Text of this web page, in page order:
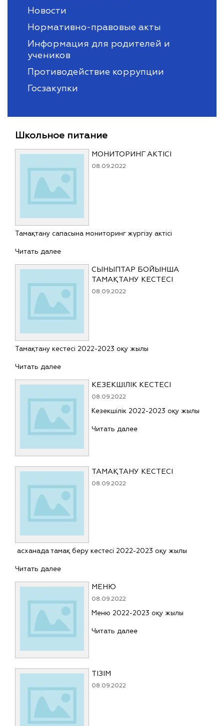
Новости
Нормативно-правовые акты
Информация для родителей и
учеников
Противодействие коррупции
Госзакупки
Школьное питание
МОНИТОРИНГ АКТІСІ
08.09.2022
Тамақтану сапасына мониторинг жүргізу актісі
Читать далее
СЫНЫПТАР БОЙЫНША
ТАМАҚТАНУ КЕСТЕСІ
08.09.2022
Тамақтану кестесі 2022-2023 оқу жылы
Читать далее
КЕЗЕКШІЛІК КЕСТЕСІ
08.09.2022
Кезекшілік 2022-2023 оқу жылы
Читать далее
ТАМАҚТАНУ КЕСТЕСІ
08.09.2022
асханада тамақ беру кестесі 2022-2023 оқу жылы
Читать далее
МЕНЮ
08.09.2022
Меню 2022-2023 оқу жылы
Читать далее
ТІЗІМ
08.09.2022